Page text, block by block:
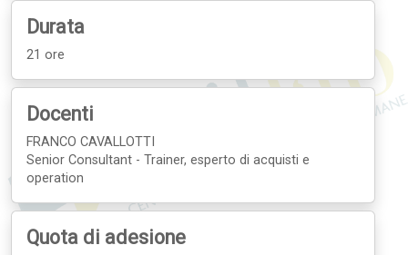
Durata
21 ore
Docenti
FRANCO CAVALLOTTI
Senior Consultant - Trainer, esperto di acquisti e
operation
Quota di adesione